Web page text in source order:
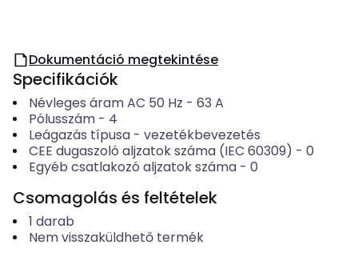
Dokumentáció megtekintése
Specifikációk
Névleges áram AC 50 Hz - 63 A
Pólusszám- 4
Leágazás típusa- vezetékbevezetés
CEE dugaszoló aljzatok száma (IEC 60309) - 0
Egyéb csatlakozó aljzatok száma- 0
Csomagolás és feltételek
1 darab
Nem visszaküldhető termék